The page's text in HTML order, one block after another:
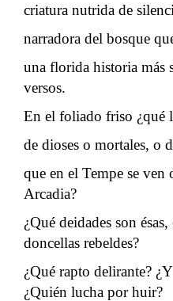
criatura nutrida de
narradora del bosque
una florida historia más
versos.
En el foliado friso ¿qué
de dioses o mortales, o
que en el Tempe se ven
Arcadia?
¿Qué deidades son
doncellas rebeldes?
¿Qué rapto delirante?
¿Quién lucha por huir?